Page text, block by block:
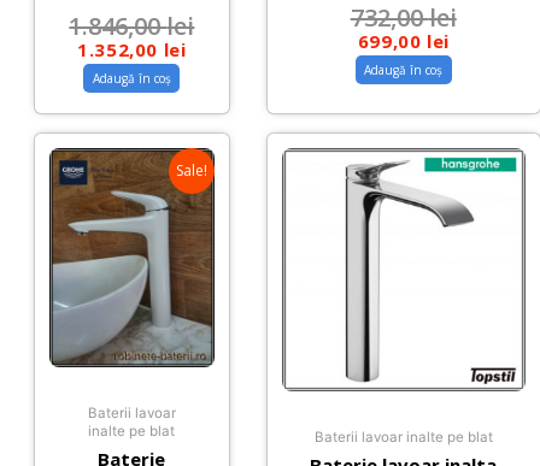
1.846,00lei
1.352,00 lei
Adaugă în coș
732,00lei
699,00 lei
Adaugă în coș
Sale!
Baterii lavoar
inalte pe blat
Baterie
Baterii lavoar inalte pe blat